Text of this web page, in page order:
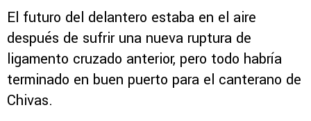
El futuro del delantero estaba en el aire
después de sufrir una nueva ruptura de
ligamento cruzado anterior, pero todo habría
terminado en buen puerto para el canterano de
Chivas.